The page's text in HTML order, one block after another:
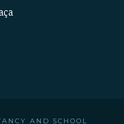
AND SCHOOL